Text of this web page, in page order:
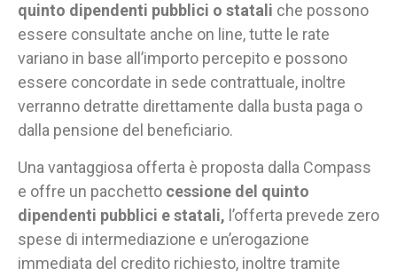
quinto dipendenti pubblici o statali che possono
essere consultate anche on line, tutte le rate
variano in base all’importo percepito e possono
essere concordate in sede contrattuale, inoltre
verranno detratte direttamente dalla busta paga o
dalla pensione del beneficiario.
Una vantaggiosa offerta è proposta dalla Compass
e offre un pacchetto cessione del quinto
dipendenti pubblici e statali, l’offerta prevede zero
spese di intermediazione e un’erogazione
immediata del credito richiesto, inoltre tramite